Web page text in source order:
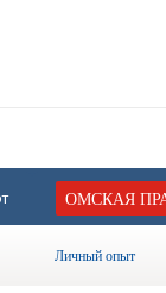
ОМСКАЯ
Личный опыт